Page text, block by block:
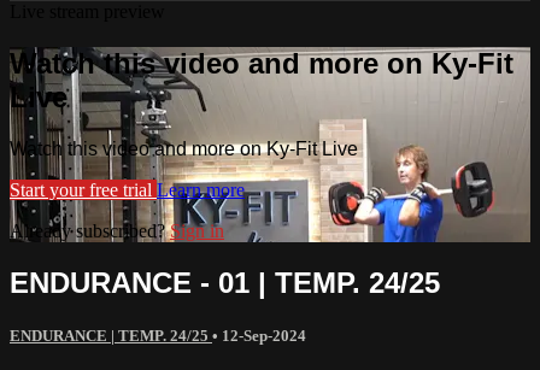
Watch this video and more on Ky-Fit
Live
Watch this video and more on Ky-Fit Live
Start your free trial Learn more
Already subscribed?Sign in
ENDURANCE - 01 | TEMP. 24/25
ENDURANCE | TEMP. 24/25 • 12-Sep-2024